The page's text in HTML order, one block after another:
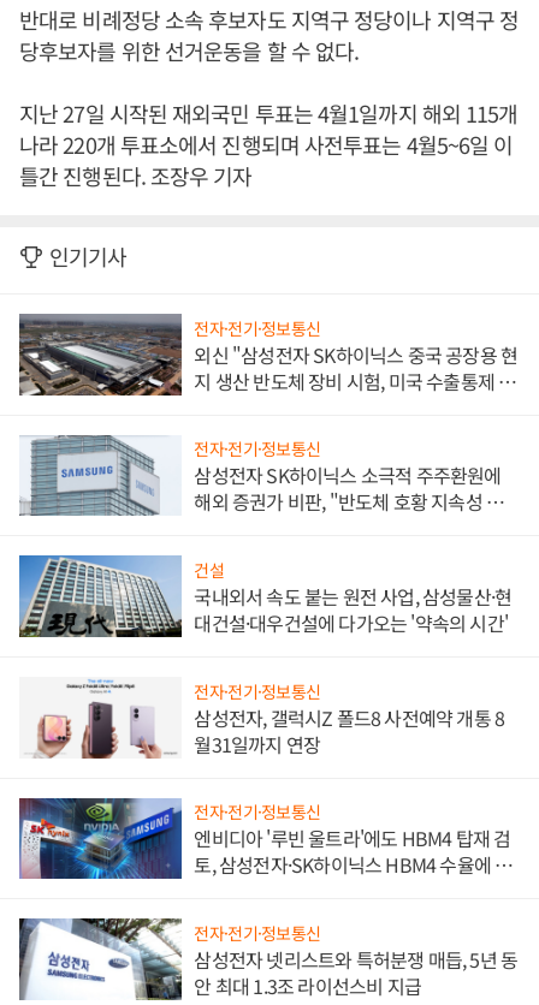
반대로 비례정당 소속 후보자도 지역구 정당이나 지역구 정
당후보자를 위한 선거운동을 할 수 없다.
지난 27일 시작된 재외국민 투표는 4월1일까지 해외 115개
나라 220개 투표소에서 진행되며 사전투표는 4월5~6일 이
틀간 진행된다. 조장우 기자
인기기사
전자·전기·정보통신
외신 "삼성전자 SK하이닉스 중국 공장용 현
지 생산 반도체 장비 시험, 미국 수출통제 대
전자·전기·정보통신
삼성전자 SK하이닉스 소극적 주주환원에
해외 증권가 비판, "반도체 호황 지속성 의
건설
국내외서 속도 붙는 원전 사업, 삼성물산·현
대건설·대우건설에 다가오는 '약속의 시간'
전자·전기·정보통신
삼성전자, 갤럭시Z 폴드8 사전예약 개통 8
월31일까지 연장
전자·전기·정보통신
엔비디아 '루빈 울트라'에도 HBM4 탑재 검
토, 삼성전자·SK하이닉스 HBM4 수율에 주
전자·전기·정보통신
삼성전자 넷리스트와 특허분쟁 매듭, 5년 동
안 최대 1.3조 라이선스비 지급